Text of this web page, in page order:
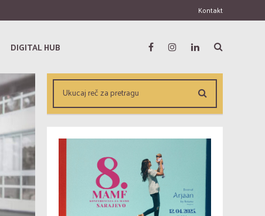
Kontakt
DIGITAL HUB